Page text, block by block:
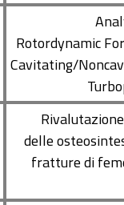
Rotordynamic
Cavitating/
delle
fratture di